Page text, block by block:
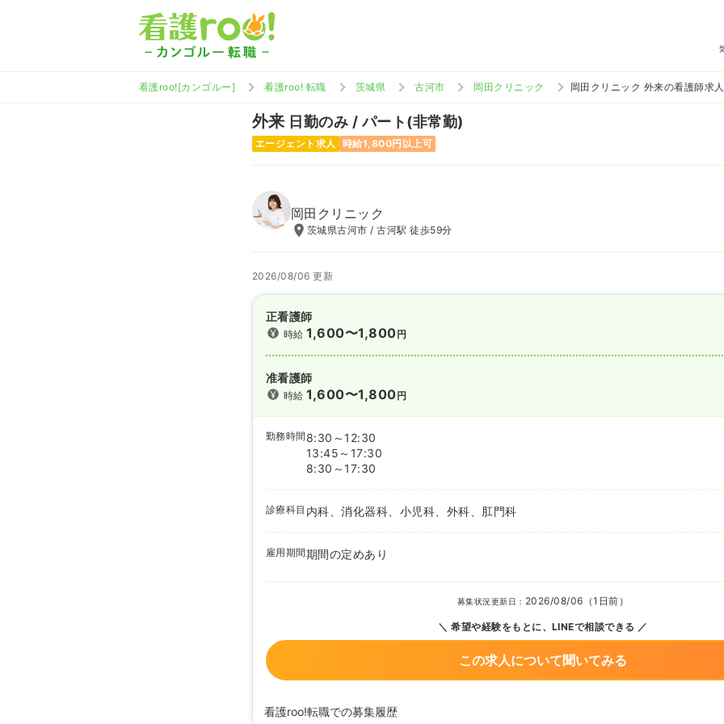
看護roo![カンゴルー] 看護roo! 転職 茨城県 古河市 岡田クリニック 岡田クリニック 外来の看護師求人
外来 日勤のみ / パート(非常勤)
エージェント求人 時給1,800円以上可
岡田クリニック
茨城県古河市 / 古河駅 徒歩59分
2026/08/06 更新
正看護師
時給1,600〜1,800円
准看護師
時給1,600〜1,800円
勤務時間 8:30～12:30
13:45～17:30
8:30～17:30
診療科目 内科、消化器科、小児科、外科、肛門科
雇用期間期間の定めあり
募集状況更新日： 2026/08/06（1日前）
希望や経験をもとに、LINEで相談できる
この求人について聞いてみる
看護roo!転職での募集履歴